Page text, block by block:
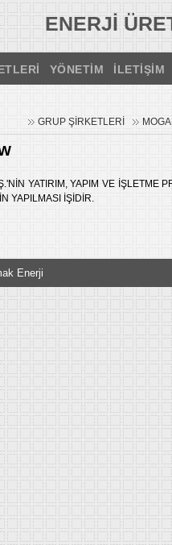
ENERJİ
YÖNETİM İLETİŞİM
GRUP ŞİRKETLERİ
YATIRIM, YAPIM VE İŞLETME
YAPILMASI İŞİDİR.
Enerji